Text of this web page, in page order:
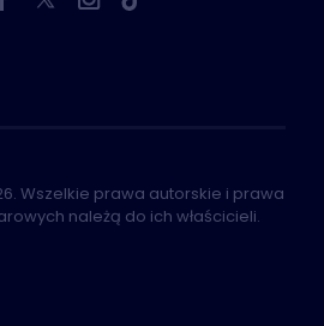
Wszelkie prawa autorskie i prawa
należą do ich właścicieli.